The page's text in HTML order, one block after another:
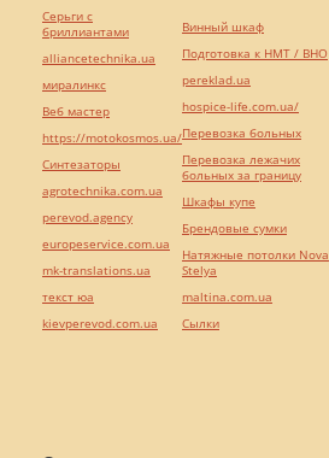
Серьги с
бриллиантами
alliancetechnika.ua
миралинкс
Веб мастер
https://motokosmos.ua/
Синтезаторы
agrotechnika.com.ua
perevod.agency
europeservice.com.ua
mk-translations.ua
текст юа
kievperevod.com.ua
Винный шкаф
Подготовка к НМТ / ВНО
pereklad.ua
hospice-life.com.ua/
Перевозка больных
Перевозка лежачих
больных за границу
Шкафы купе
Брендовые сумки
Натяжные потолки Nova
Stelya
maltina.com.ua
Cылки